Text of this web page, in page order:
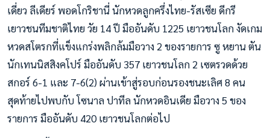
เดี่ยว ลีเดียร์ พอดโกริชานี่ นักหวดลูกครึ่งไทย-รัสเซีย ดีกรี
เยาวชนทีมชาติไทย วัย 14 ปี มืออันดับ 1225 เยาวชนโลก งัดเกม
หวดสโตรกที่แข็งแกร่งพลิกล้มมือวาง 2 ของรายการ ซู หยาน ตัน
นักเทนนิสสิงคโปร์ มืออันดับ 357 เยาวชนโลก 2 เซตรวดด้วย
สกอร์ 6-1 และ 7-6(2) ผ่านเข้าสู่รอบก่อนรองชนะเลิศ 8 คน
สุดท้ายไปพบกับ โซนาล ปาทีล นักหวดอินเดีย มือวาง 5 ของ
รายการ มืออันดับ 420 เยาวชนโลกต่อไป